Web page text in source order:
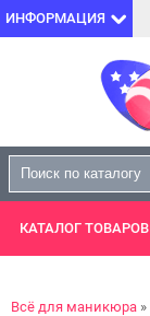
ИНФОРМАЦИЯ
КАТАЛОГ ТОВАРОВ
Всё для маникюра